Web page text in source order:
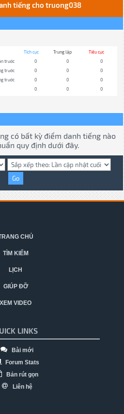
tiếng cho truong038
Tích cực Trung lập
Tiêu cực
trước
0 0
0
trước
0 0
0
trước
0 0
0
0
0 0
có bất kỳ điểm danh tiếng nào
quy định dưới đây.
CHỦ
TÌM KIẾM
LỊCH
GIÚP ĐỠ
XEM VIDEO
LINKS
Bài mới
Forum Stats
Bản rút gọn
Liên hệ